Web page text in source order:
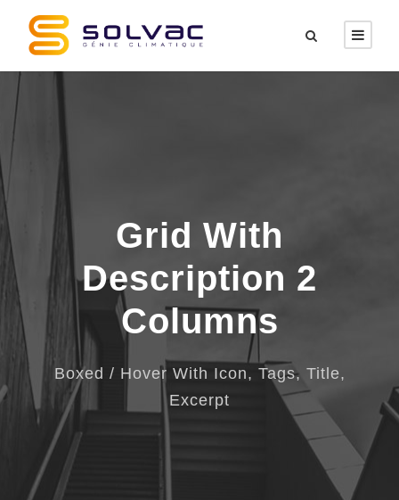
Grid With
Description 2
Columns
Boxed / Hover With Icon, Tags, Title,
Excerpt